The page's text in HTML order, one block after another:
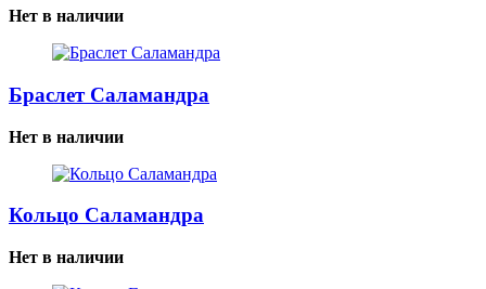
Нет в наличии
Браслет Саламандра
Нет в наличии
Кольцо Саламандра
Нет в наличии